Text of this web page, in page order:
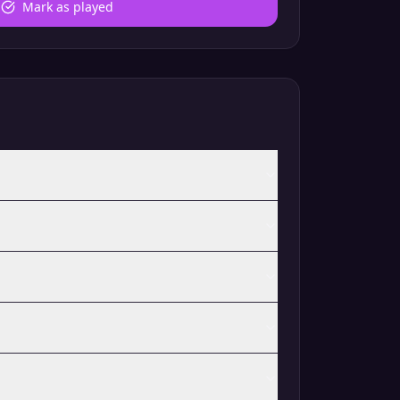
Mark as played